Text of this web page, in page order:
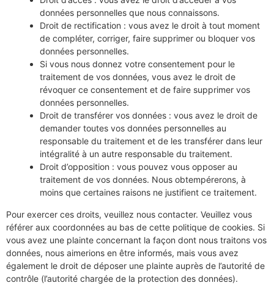
données personnelles que nous connaissons.
Droit de rectification : vous avez le droit à tout moment
de compléter, corriger, faire supprimer ou bloquer vos
données personnelles.
Si vous nous donnez votre consentement pour le
traitement de vos données, vous avez le droit de
révoquer ce consentement et de faire supprimer vos
données personnelles.
Droit de transférer vos données : vous avez le droit de
demander toutes vos données personnelles au
responsable du traitement et de les transférer dans leur
intégralité à un autre responsable du traitement.
Droit d’opposition : vous pouvez vous opposer au
traitement de vos données. Nous obtempérerons, à
moins que certaines raisons ne justifient ce traitement.
Pour exercer ces droits, veuillez nous contacter. Veuillez vous
référer aux coordonnées au bas de cette politique de cookies. Si
vous avez une plainte concernant la façon dont nous traitons vos
données, nous aimerions en être informés, mais vous avez
également le droit de déposer une plainte auprès de l’autorité de
contrôle (l’autorité chargée de la protection des données).